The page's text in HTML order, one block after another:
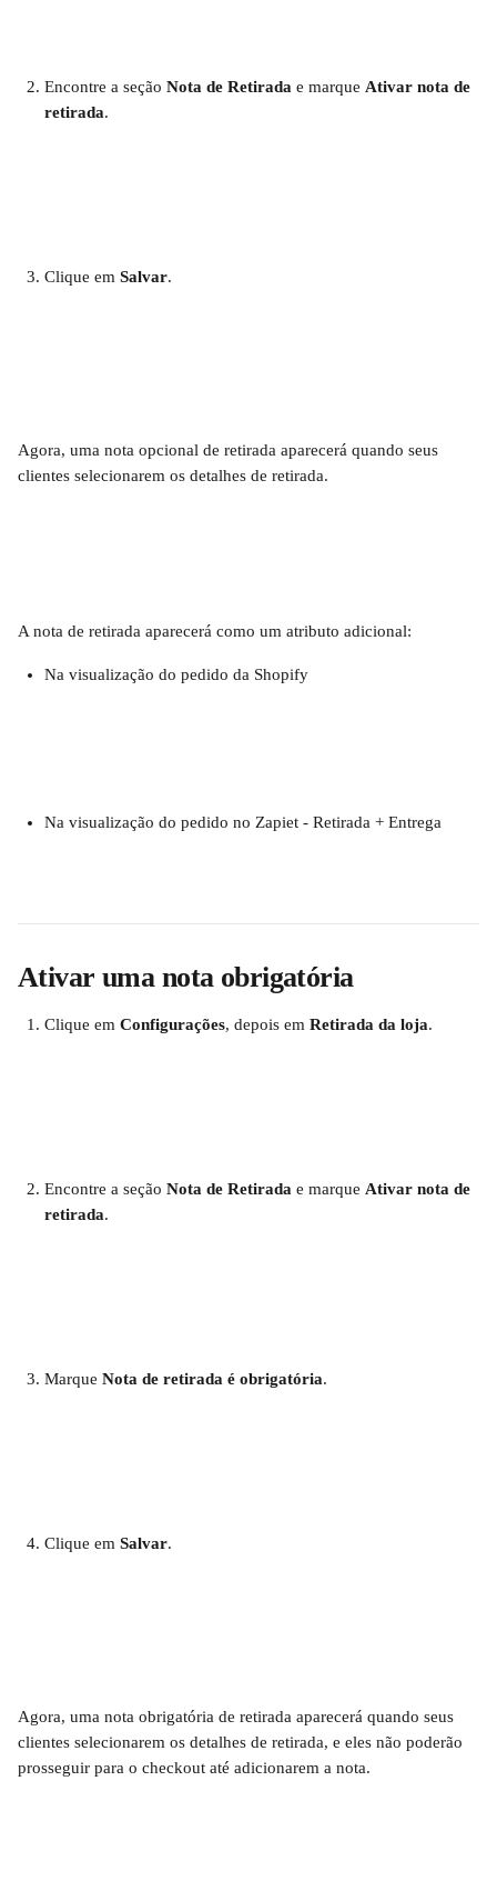
Encontre a seção Nota de Retirada e marque Ativar nota de
retirada.
Clique em Salvar.
Agora, uma nota opcional de retirada aparecerá quando seus
clientes selecionarem os detalhes de retirada.
A nota de retirada aparecerá como um atributo adicional:
Na visualização do pedido da Shopify
Na visualização do pedido no Zapiet ‑ Retirada + Entrega
Ativar uma nota obrigatória
Clique em Configurações, depois em Retirada da loja.
Encontre a seção Nota de Retirada e marque Ativar nota de
retirada.
Marque Nota de retirada é obrigatória.
Clique em Salvar.
Agora, uma nota obrigatória de retirada aparecerá quando seus
clientes selecionarem os detalhes de retirada, e eles não poderão
prosseguir para o checkout até adicionarem a nota.